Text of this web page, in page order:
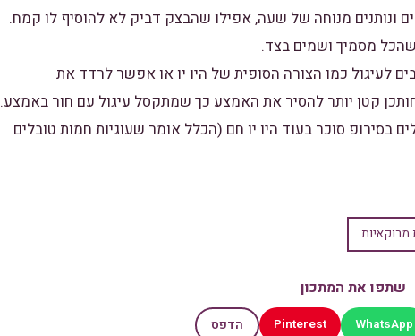
לעיגול כמו הצורה הסופית של היו יו או אפשר לרדד את
קטן יותר להסיר את האמצע כך שמתקסל עיגול עם חור באמצע.
בסירופ סוכר בעוד היו יו חם (הכלל אומר שעוגיות חמות טובלים
מרוקאיות
שתפו את המתכון
WhatsApp
Pinterest הדפס